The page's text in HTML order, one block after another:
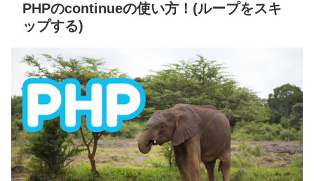
PHPのcontinueの使い方！(ループをスキ
ップする)